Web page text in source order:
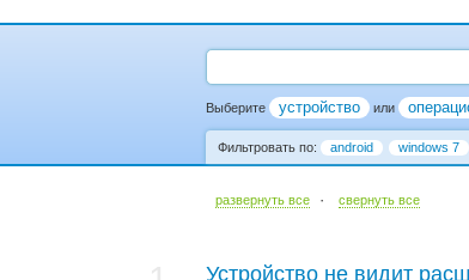
Выберите устройство или
Фильтровать по: android windows 7
развернуть все · cвернуть все
Устройство не видит